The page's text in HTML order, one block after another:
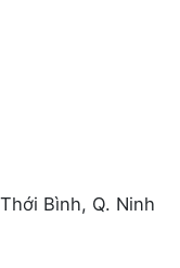
Bình, Q. Ninh